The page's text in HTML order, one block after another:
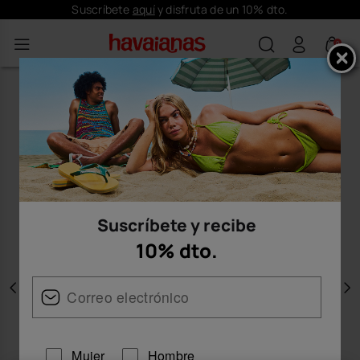
Suscríbete aquíy disfruta de un 10% dto.
0
Anterior
Suscríbete y recibe
10% dto.
Mujer Hombre